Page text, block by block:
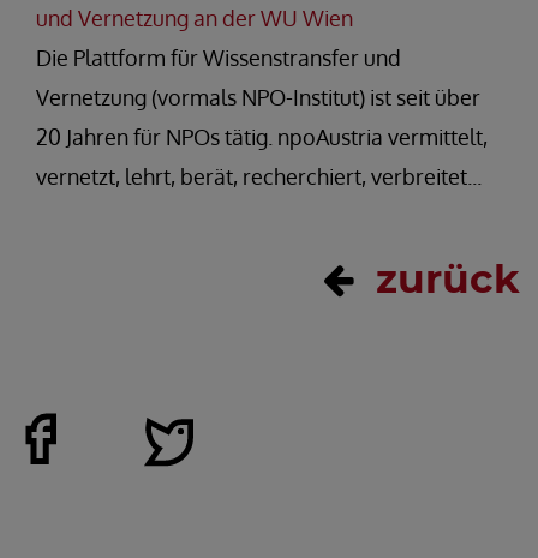
und Vernetzung an der WU Wien
Die Plattform für Wissenstransfer und
Vernetzung (vormals NPO-Institut) ist seit über
20 Jahren für NPOs tätig. npoAustria vermittelt,
vernetzt, lehrt, berät, recherchiert, verbreitet...
zurück